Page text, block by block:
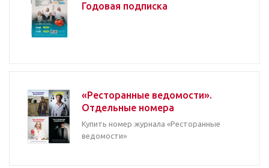
Рейтинги
Годовая подписка
«Ресторанные ведомости».
Отдельные номера
Купить номер журнала «Ресторанные
ведомости»